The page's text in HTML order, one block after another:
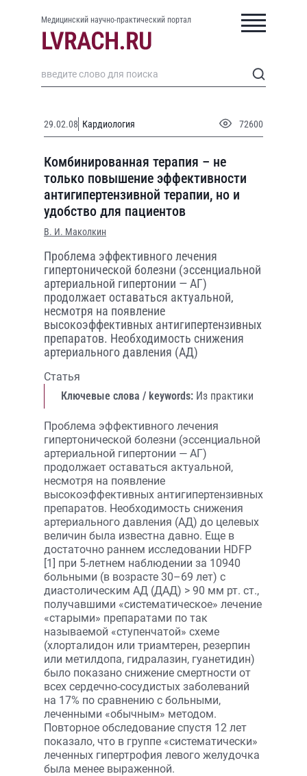
Медицинский научно-практический портал
29.02.08 Кардиология 72600
Комбинированная терапия – не
только повышение эффективности
антигипертензивной терапии, но и
удобство для пациентов
В. И. Маколкин
Проблема эффективного лечения
гипертонической болезни (эссенциальной
артериальной гипертонии — АГ)
продолжает оставаться актуальной,
несмотря на появление
высокоэффективных антигипертензивных
препаратов. Необходимость снижения
артериального давления (АД)
Статья
Ключевые слова / keywords: Из практики
Проблема эффективного лечения
гипертонической болезни (эссенциальной
артериальной гипертонии — АГ)
продолжает оставаться актуальной,
несмотря на появление
высокоэффективных антигипертензивных
препаратов. Необходимость снижения
артериального давления (АД) до целевых
величин была известна давно. Еще в
достаточно раннем исследовании HDFP
[1] при 5-летнем наблюдении за 10940
больными (в возрасте 30–69 лет) с
диастолическим АД (ДАД) > 90 мм рт. ст.,
получавшими «систематическое» лечение
«старыми» препаратами по так
называемой «ступенчатой» схеме
(хлорталидон или триамтерен, резерпин
или метилдопа, гидралазин, гуанетидин)
было показано снижение смертности от
всех сердечно-сосудистых заболеваний
на 17% по сравнению с больными,
леченными «обычным» методом.
Повторное обследование спустя 12 лет
показало, что в группе «систематически»
леченных гипертрофия левого желудочка
была менее выраженной.